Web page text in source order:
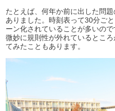
たとえば、何年か前に出した問
ありました。時刻表って30分ご
ーン化されていることが多いの
微妙に規則性が外れているとこ
てみたこともあります。